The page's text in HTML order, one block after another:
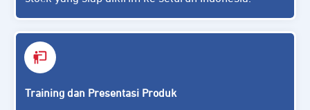
Training dan Presentasi Produk